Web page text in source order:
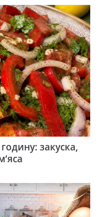
закуска,